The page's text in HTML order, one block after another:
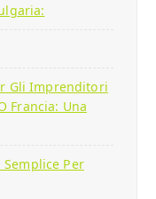
Gli Imprenditori
Francia: Una
Semplice Per